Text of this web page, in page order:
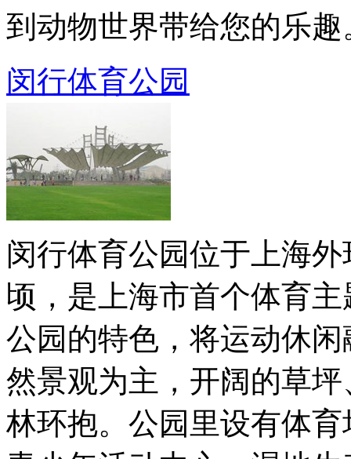
到动物世界带给您的乐
闵行体育公园
闵行体育公园位于上海
顷，是上海市首个体育
公园的特色，将运动休
然景观为主，开阔的草
林环抱。公园里设有体